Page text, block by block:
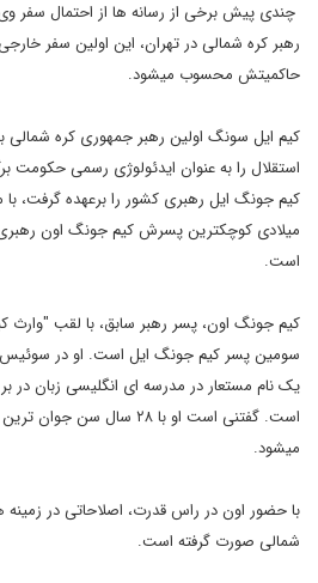
چندی پیش برخی از رسانه ها از احتمال سفر
رهبر کره شمالی در تهران، این اولین سفر
حاکمیتش محسوب میشود.
کیم ایل سونگ اولین رهبر جمهوری کره شمالی
استقلال را به عنوان ایدئولوژی رسمی
میلادی کوچکترین پسرش کیم جونگ اون رهبری
است.
کیم جونگ اون، پسر رهبر سابق، با لقب
یک نام مستعار در مدرسه ای انگلیسی زبان
است. گفتنی است او با ۲۸
میشود.
با حضور اون در راس قدرت، اصلاحاتی در
شمالی صورت گرفته است.